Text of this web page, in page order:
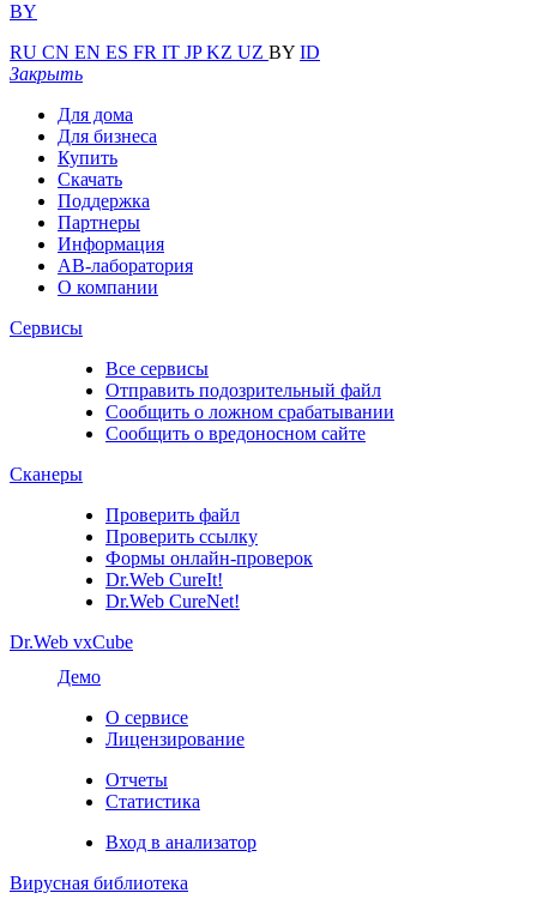
BY
RU CN EN ES FR IT JPKZ UZ BY ID
Закрыть
Для дома
Для бизнеса
Купить
Скачать
Поддержка
Партнеры
Информация
АВ-лаборатория
О компании
Сервисы
Все сервисы
Отправить подозрительный файл
Сообщить о ложном срабатывании
Сообщить о вредоносном сайте
Сканеры
Проверить файл
Проверить ссылку
Формы онлайн-проверок
Dr.Web CureIt!
Dr.Web CureNet!
Dr.Web vxCube
Демо
О сервисе
Лицензирование
Отчеты
Статистика
Вход в анализатор
Вирусная библиотека